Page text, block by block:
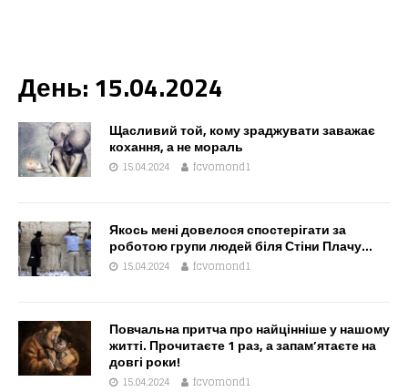
День: 15.04.2024
Щасливий той, кому зраджувати заважає
кохання, а не мораль
15.04.2024 fcvomond1
Якось мені довелося спостерігати за
роботою групи людей біля ​Стіни Плачу…
15.04.2024 fcvomond1
Повчальна притча про найцінніше у нашому
житті. Прочитаєте 1 раз, а запам’ятаєте на
довгі роки!
15.04.2024 fcvomond1